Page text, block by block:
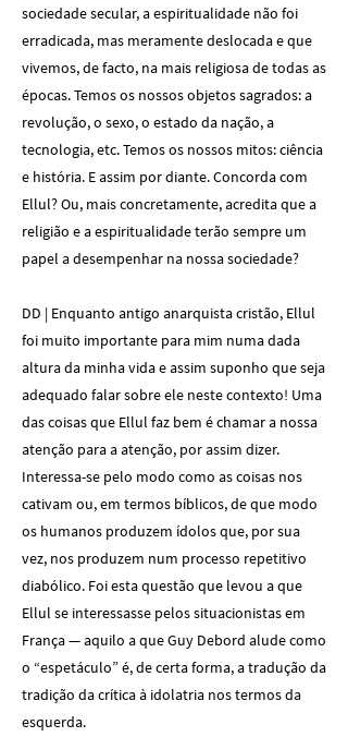
sociedade secular, a espiritualidade não foi
erradicada, mas meramente deslocada e que
vivemos, de facto, na mais religiosa de todas as
épocas. Temos os nossos objetos sagrados: a
revolução, o sexo, o estado da nação, a
tecnologia, etc. Temos os nossos mitos: ciência
e história. E assim por diante. Concorda com
Ellul? Ou, mais concretamente, acredita que a
religião e a espiritualidade terão sempre um
papel a desempenhar na nossa sociedade?
DD | Enquanto antigo anarquista cristão, Ellul
foi muito importante para mim numa dada
altura da minha vida e assim suponho que seja
adequado falar sobre ele neste contexto! Uma
das coisas que Ellul faz bem é chamar a nossa
atenção para a atenção, por assim dizer.
Interessa-se pelo modo como as coisas nos
cativam ou, em termos bíblicos, de que modo
os humanos produzem ídolos que, por sua
vez, nos produzem num processo repetitivo
diabólico. Foi esta questão que levou a que
Ellul se interessasse pelos situacionistas em
França — aquilo a que Guy Debord alude como
o “espetáculo” é, de certa forma, a tradução da
tradição da crítica à idolatria nos termos da
esquerda.